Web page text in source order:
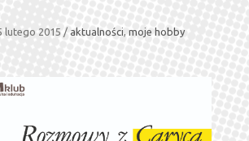
lutego 2015 / aktualności moje hobby